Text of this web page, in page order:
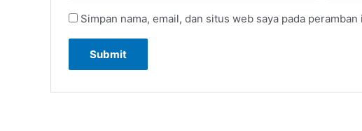
Simpan nama, email, dan situs web saya pada